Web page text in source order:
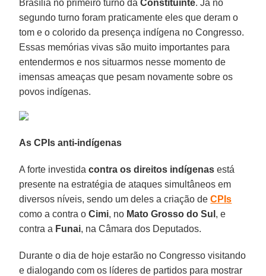
Brasília no primeiro turno daConstituinte. Já no
segundo turno foram praticamente eles que deram o
tom e o colorido da presença indígena no Congresso.
Essas memórias vivas são muito importantes para
entendermos e nos situarmos nesse momento de
imensas ameaças que pesam novamente sobre os
povos indígenas.
As CPIs anti-indígenas
A forte investidacontra os direitos indígenas está
presente na estratégia de ataques simultâneos em
diversos níveis, sendo um deles a criação deCPIs
como a contra oCimi, no Mato Grosso do Sul , e
contra a Funai, na Câmara dos Deputados.
Durante o dia de hoje estarão no Congresso visitando
e dialogando com os líderes de partidos para mostrar